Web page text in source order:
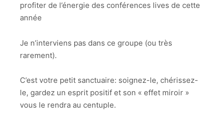
profiter de l’énergie des conférences lives de cette
année
Je n’interviens pas dans ce groupe (ou très
rarement).
C’est votre petit sanctuaire: soignez-le, chérissez-
le, gardez un esprit positif et son « effet miroir »
vous le rendra au centuple.